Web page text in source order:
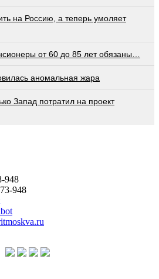
на Россию, а теперь умоляет
от 60 до 85 лет обязаны…
аномальная жара
Запад потратил на проект
948
948